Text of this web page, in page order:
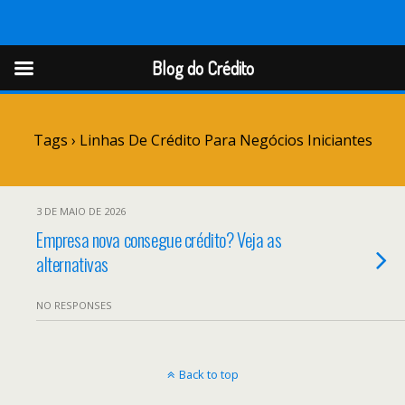
Blog do Crédito
Tags › Linhas De Crédito Para Negócios Iniciantes
3 DE MAIO DE 2026
Empresa nova consegue crédito? Veja as
alternativas
NO RESPONSES
Back to top
Blog do Crédito